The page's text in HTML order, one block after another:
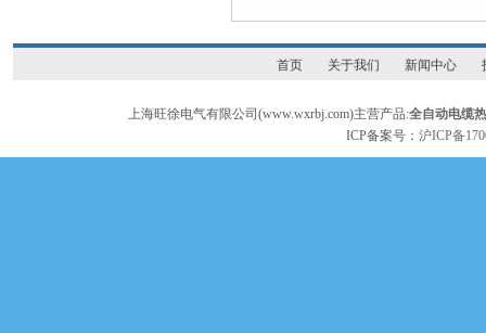
首页 关于我们 新闻中心
上海旺徐电气有限公司(www.wxrbj.com)主营产品:全自动电缆
ICP备案号：沪ICP备